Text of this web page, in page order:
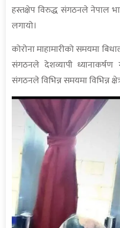
हस्तक्षेप विरुद्ध संगठनले नेपाल
लगायो।
कोरोना माहामारीको समयमा
संगठनले देशव्यापी ध्यानाकर्षण
संगठनले विभिन्न समयमा विभिन्न